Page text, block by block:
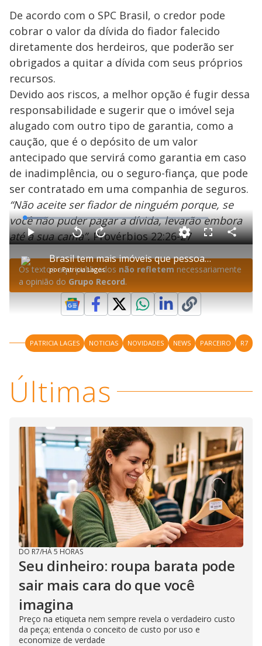
De acordo com o SPC Brasil, o credor pode
cobrar o valor da dívida do fiador falecido
diretamente dos herdeiros, que poderão ser
obrigados a quitar a dívida com seus próprios
recursos.
Devido aos riscos, a melhor opção é fugir dessa
responsabilidade e sugerir que o imóvel seja
alugado com outro tipo de garantia, como a
caução, que é o depósito de um valor
antecipado que servirá como garantia em caso
de inadimplência, ou o seguro-fiança, que pode
ser contratado em uma companhia de seguros.
“Não aceite ser fiador de ninguém porque, se
você não puder pagar a dívida, levarão embora
até a sua cama”.Provérbios 22:26-27
P
l
a
y
V
i
d
e
o
Brasil tem mais imóveis que pessoas para morar neles, aponta estudo
porPatricia Lages
P
y
V
t
r
0
e
g
u
n
d
A
n
a
1
s
e
g
u
n
s
L
o
a
d
e
1
2
.
1
9
F
l
c
n
C
o
p
r
h
Os textos aqui publicados não refletem necessariamente
a opinião do Grupo Record.
PATRICIA LAGES NOTICIAS NOVIDADES NEWS PARCEIRO R7
Últimas
DO R7/HÁ 5 HORAS
Seu dinheiro: roupa barata pode
sair mais cara do que você
imagina
Preço na etiqueta nem sempre revela o verdadeiro custo
da peça; entenda o conceito de custo por uso e
economize de verdade